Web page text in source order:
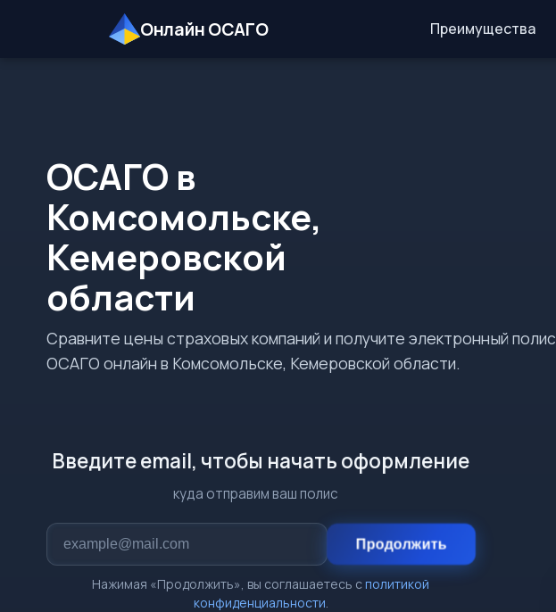
Онлайн ОСАГО Преимущества
ОСАГО в
Комсомольске,
Кемеровской
области
Сравните цены страховых компаний и получите электронный полис
ОСАГО онлайн в Комсомольске, Кемеровской области.
Введите email, чтобы начать оформление
куда отправим ваш полис
Продолжить
Нажимая «Продолжить», вы соглашаетесь сполитикой
конфиденциальности.